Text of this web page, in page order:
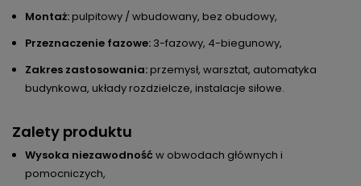
Montaż:pulpitowy / wbudowany, bez obudowy,
Przeznaczenie fazowe: 3-fazowy, 4-biegunowy,
Zakres zastosowania:przemysł, warsztat, automatyka
budynkowa, układy rozdzielcze, instalacje siłowe.
Zalety produktu
Wysoka niezawodność w obwodach głównych i
pomocniczych,